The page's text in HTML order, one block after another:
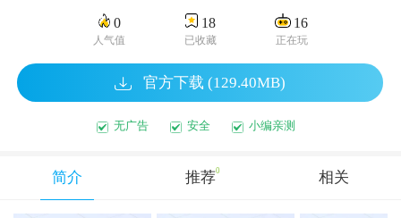
0
人气值
18
已收藏
16
正在玩
官方下载 (129.40MB)
无广告 安全 小编亲测
简介 推荐0 相关